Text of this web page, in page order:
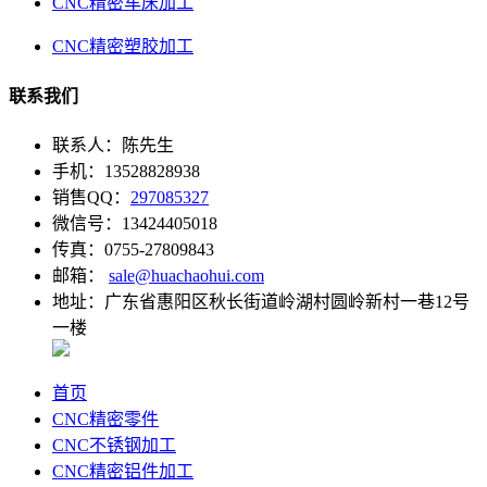
CNC精密塑胶加工
联系我们
联系人：陈先生
手机：13528828938
销售QQ： 297085327
微信号：13424405018
传真：0755-27809843
邮箱： sale@huachaohui.com
地址：广东省惠阳区秋长街道岭湖村圆岭新村一巷12号
一楼
首页
CNC精密零件
CNC不锈钢加工
CNC精密铝件加工